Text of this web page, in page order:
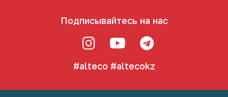
Подписывайтесь на нас
#alteco #altecokz